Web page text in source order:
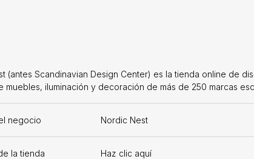
(antes Scandinavian Design Center) es la tienda online de
muebles, iluminación y decoración de más de 250 marcas
negocio Nordic Nest
la tienda Haz clic aquí